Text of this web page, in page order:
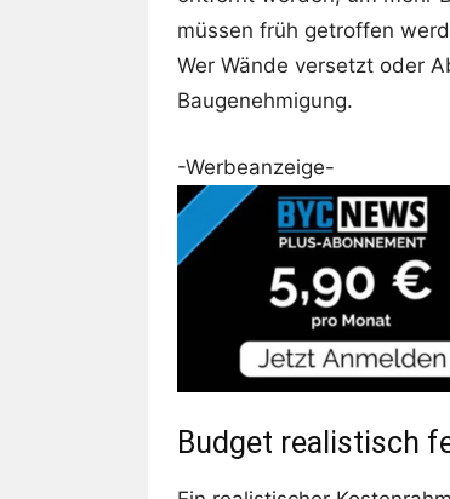
müssen früh getroffen
Wer Wände versetzt oder
Baugenehmigung.
-Werbeanzeige-
Budget realistisch